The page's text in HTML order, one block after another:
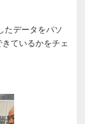
たデータをパソ
ているかをチェ